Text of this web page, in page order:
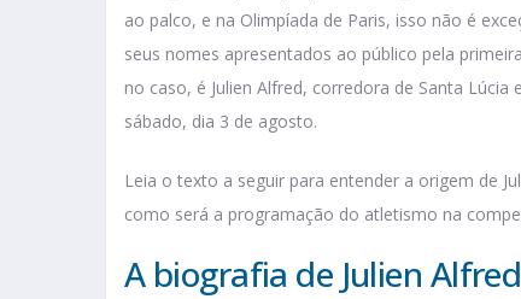
ao palco, e na Olimpíada de Paris, isso não é
seus nomes apresentados ao público pela
no caso, é Julien Alfred, corredora de Santa
sábado, dia 3 de agosto.
Leia o texto a seguir para entender a origem de
como será a programação do atletismo na
A biografia de Julien Alfred